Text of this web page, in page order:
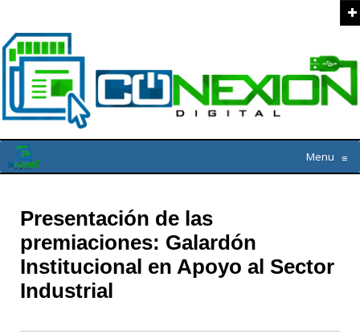
Menu ≡
Presentación de las
premiaciones: Galardón
Institucional en Apoyo al Sector
Industrial